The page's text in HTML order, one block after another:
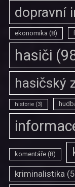
dopravní
ekonomika (8)
hasiči
hasičský
historie (3)
komentáře (8)
kriminalistika